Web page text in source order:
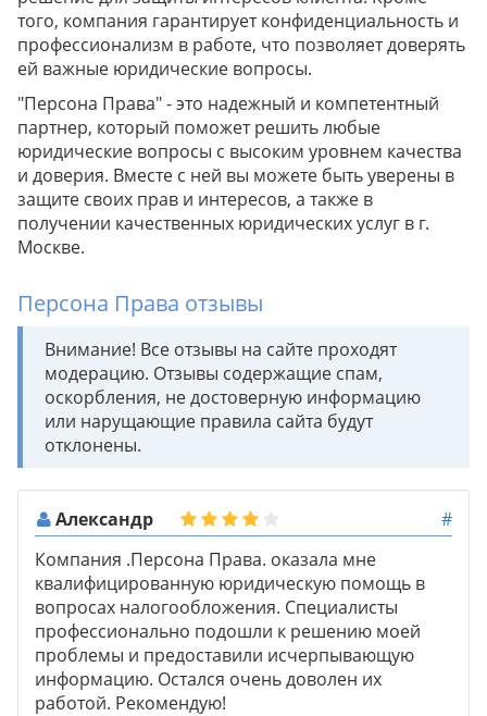
того, компания гарантирует конфиденциальность и
профессионализм в работе, что позволяет доверять
ей важные юридические вопросы.
"Персона Права" - это надежный и компетентный
партнер, который поможет решить любые
юридические вопросы с высоким уровнем качества
и доверия. Вместе с ней вы можете быть уверены в
защите своих прав и интересов, а также в
получении качественных юридических услуг в г.
Москве.
Персона Права отзывы
Внимание! Все отзывы на сайте проходят
модерацию. Отзывы содержащие спам,
оскорбления, не достоверную информацию
или нарущающие правила сайта будут
отклонены.
Александр
#
Компания .Персона Права. оказала мне
квалифицированную юридическую помощь в
вопросах налогообложения. Специалисты
профессионально подошли к решению моей
проблемы и предоставили исчерпывающую
информацию. Остался очень доволен их
работой. Рекомендую!